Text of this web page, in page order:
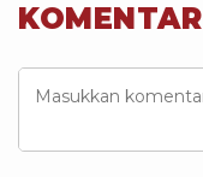
KOMENTAR